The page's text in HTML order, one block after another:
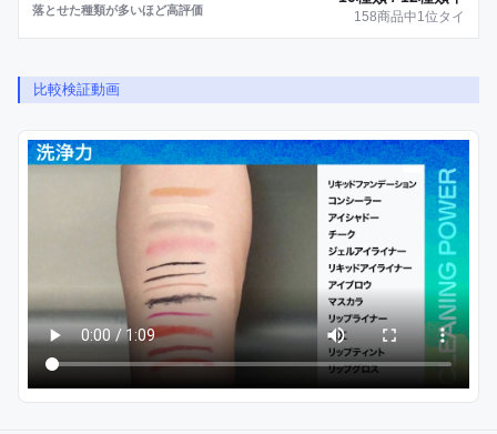
落とせた種類が多いほど高評価 158商品中1位タイ
比較検証動画